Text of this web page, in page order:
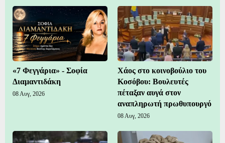
«7 Φεγγάρια» - Σοφία
Διαμαντιδάκη
08 Αυγ, 2026
Χάος στο κοινοβούλιο του
Κοσόβου: Βουλευτές
πέταξαν αυγά στον
αναπληρωτή πρωθυπουργό
08 Αυγ, 2026